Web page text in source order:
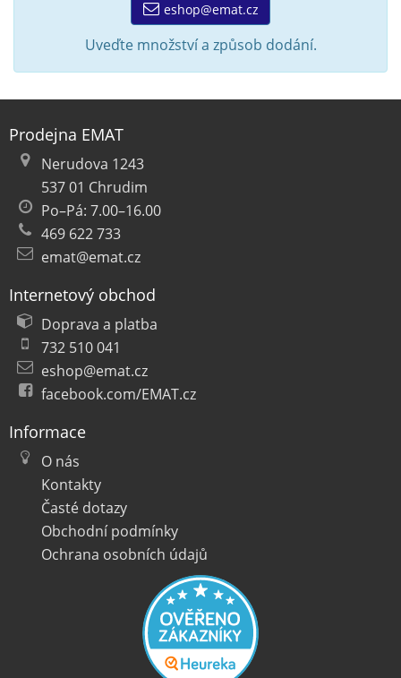
eshop@emat.cz
Uveďte množství a způsob dodání.
Prodejna EMAT
Nerudova 1243
537 01 Chrudim
Po–Pá: 7.00–16.00
469 622 733
emat@emat.cz
Internetový obchod
Doprava a platba
732 510 041
eshop@emat.cz
facebook.com/EMAT.cz
Informace
O nás
Kontakty
Časté dotazy
Obchodní podmínky
Ochrana osobních údajů